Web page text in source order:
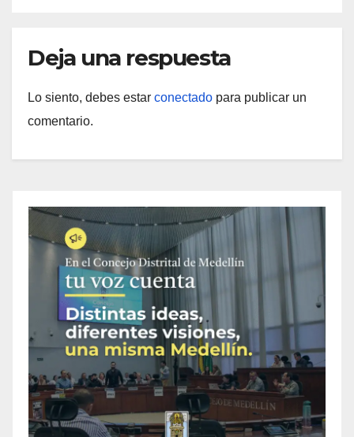
Deja una respuesta
Lo siento, debes estar conectado para publicar un
comentario.